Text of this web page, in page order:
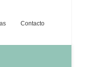
Contacto